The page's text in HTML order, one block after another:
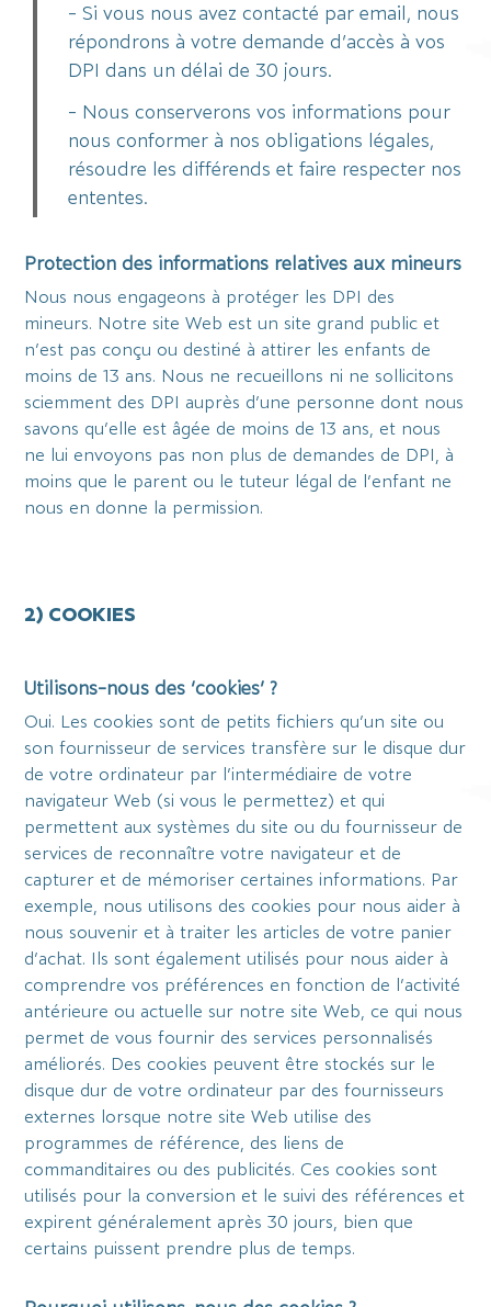
- Si vous nous avez contacté par email, nous
répondrons à votre demande d’accès à vos
DPI dans un délai de 30 jours.
- Nous conserverons vos informations pour
nous conformer à nos obligations légales,
résoudre les différends et faire respecter nos
ententes.
Protection des informations relatives aux mineurs
Nous nous engageons à protéger les DPI des
mineurs. Notre site Web est un site grand public et
n’est pas conçu ou destiné à attirer les enfants de
moins de 13 ans. Nous ne recueillons ni ne sollicitons
sciemment des DPI auprès d’une personne dont nous
savons qu’elle est âgée de moins de 13 ans, et nous
ne lui envoyons pas non plus de demandes de DPI, à
moins que le parent ou le tuteur légal de l’enfant ne
nous en donne la permission.
2) COOKIES
Utilisons-nous des ‘cookies’ ?
Oui. Les cookies sont de petits fichiers qu’un site ou
son fournisseur de services transfère sur le disque dur
de votre ordinateur par l’intermédiaire de votre
navigateur Web (si vous le permettez) et qui
permettent aux systèmes du site ou du fournisseur de
services de reconnaître votre navigateur et de
capturer et de mémoriser certaines informations. Par
exemple, nous utilisons des cookies pour nous aider à
nous souvenir et à traiter les articles de votre panier
d’achat. Ils sont également utilisés pour nous aider à
comprendre vos préférences en fonction de l’activité
antérieure ou actuelle sur notre site Web, ce qui nous
permet de vous fournir des services personnalisés
améliorés. Des cookies peuvent être stockés sur le
disque dur de votre ordinateur par des fournisseurs
externes lorsque notre site Web utilise des
programmes de référence, des liens de
commanditaires ou des publicités. Ces cookies sont
utilisés pour la conversion et le suivi des références et
expirent généralement après 30 jours, bien que
certains puissent prendre plus de temps.